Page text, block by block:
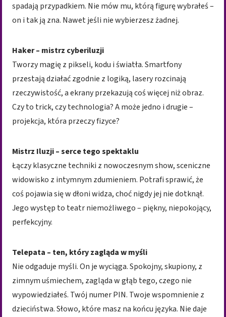
spadają przypadkiem. Nie mów mu, którą figurę wybrałeś –
on i tak ją zna. Nawet jeśli nie wybierzesz żadnej.
Haker – mistrz cyberiluzji
Tworzy magię z pikseli, kodu i światła. Smartfony
przestają działać zgodnie z logiką, lasery rozcinają
rzeczywistość, a ekrany przekazują coś więcej niż obraz.
Czy to trick, czy technologia? A może jedno i drugie –
projekcja, która przeczy fizyce?
Mistrz Iluzji – serce tego spektaklu
Łączy klasyczne techniki z nowoczesnym show, sceniczne
widowisko z intymnym zdumieniem. Potrafi sprawić, że
coś pojawia się w dłoni widza, choć nigdy jej nie dotknął.
Jego występ to teatr niemożliwego – piękny, niepokojący,
perfekcyjny.
Telepata – ten, który zagląda w myśli
Nie odgaduje myśli. On je wyciąga. Spokojny, skupiony, z
zimnym uśmiechem, zagląda w głąb tego, czego nie
wypowiedziałeś. Twój numer PIN. Twoje wspomnienie z
dzieciństwa. Słowo, które masz na końcu języka. Nie daje